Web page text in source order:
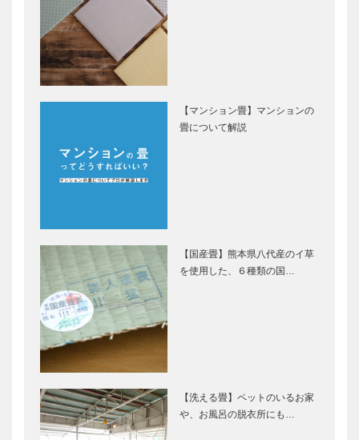
【マンション畳】マンションの
畳について解説
【国産畳】熊本県八代産のイ草
を使用した、６種類の国…
【洗える畳】ペットのいるお家
や、お風呂の脱衣所にも…